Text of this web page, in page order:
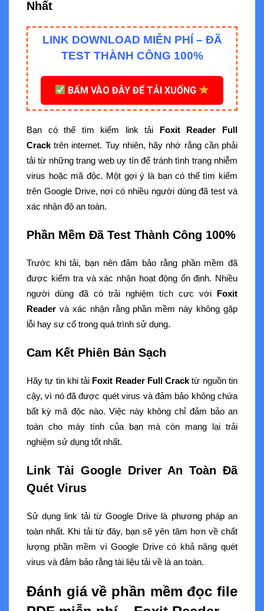
Nhất
LINK DOWNLOAD MIỄN PHÍ – ĐÃ
TEST THÀNH CÔNG 100%
BẤM VÀO ĐÂY ĐỂ TẢI XUỐNG
Bạn có thể tìm kiếm link tải Foxit Reader Full
Crack trên internet. Tuy nhiên, hãy nhớ rằng cần phải
tải từ những trang web uy tín để tránh tình trạng nhiễm
virus hoặc mã độc. Một gợi ý là bạn có thể tìm kiếm
trên Google Drive, nơi có nhiều người dùng đã test và
xác nhận độ an toàn.
Phần Mềm Đã Test Thành Công 100%
Trước khi tải, bạn nên đảm bảo rằng phần mềm đã
được kiểm tra và xác nhận hoạt động ổn định. Nhiều
người dùng đã có trải nghiệm tích cực với Foxit
Reader và xác nhận rằng phần mềm này không gặp
lỗi hay sự cố trong quá trình sử dụng.
Cam Kết Phiên Bản Sạch
Hãy tự tin khi tải Foxit Reader Full Crack từ nguồn tin
cậy, vì nó đã được quét virus và đảm bảo không chứa
bất kỳ mã độc nào. Việc này không chỉ đảm bảo an
toàn cho máy tính của bạn mà còn mang lại trải
nghiệm sử dụng tốt nhất.
Link Tải Google Driver An Toàn Đã
Quét Virus
Sử dụng link tải từ Google Drive là phương pháp an
toàn nhất. Khi tải từ đây, bạn sẽ yên tâm hơn về chất
lượng phần mềm vì Google Drive có khả năng quét
virus và đảm bảo rằng tài liệu tải về là an toàn.
Đánh giá về phần mềm đọc file